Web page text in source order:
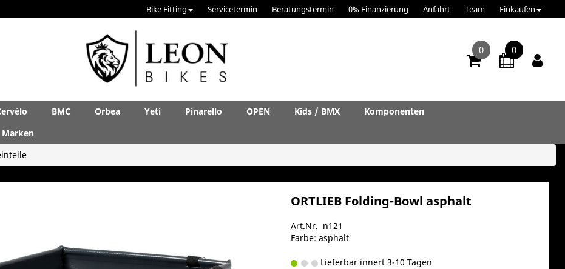
Bike Fitting Servicetermin Beratungstermin 0% Finanzierung Anfahrt Team Einkaufen
0 0
BMC Orbea Yeti Pinarello OPEN Kids / BMX
Komponenten
Marken
ORTLIEB Folding-Bowl asphalt
Art.Nr. n121
Farbe: asphalt
Lieferbar innert 3-10 Tagen